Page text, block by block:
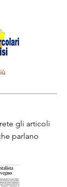
gli articoli
parlano